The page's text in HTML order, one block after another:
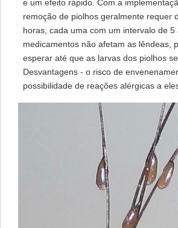
e um efeito rápido. Com a
remoção de piolhos geralmente requer
horas, cada uma com um intervalo de 5
medicamentos não afetam as lêndeas,
esperar até que as larvas dos piolhos
Desvantagens - o risco de
possibilidade de reações alérgicas a